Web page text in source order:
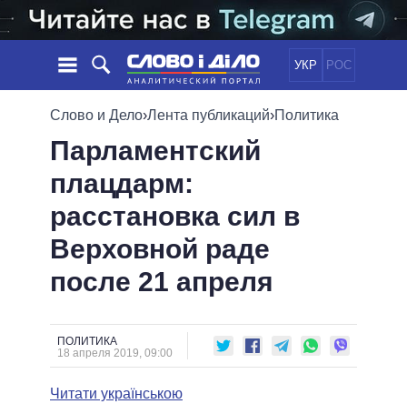
УКР РОС
НОВОСТИ
ЛЕНТА
СОБЫТИЯ
СТАТЬИ
ОБЗОРЫ
ДАЙДЖЕСТЫ
ПОЛИТИКА
ОБЩЕСТВО
ОБЕЩАНИЯ
ПОЛИТИКИ
ПРЕЗИДЕНТ И ОФИС
ВЕРХОВНАЯ РАДА
ГЛАВЫ ОБЛАДМИНИСТРАЦИЙ
МЭРЫ
ВСЕ ПЕРСОНЫ
ИНФОГРАФИКА
ВИДЕО
СРАВНЕНИЕ ПОЛИТИКОВ
Слово и Дело›Лента публикаций›Политика
Парламентский
плацдарм:
расстановка сил в
Верховной раде
после 21 апреля
ПОЛИТИКА
18 апреля 2019, 09:00
Читати українською